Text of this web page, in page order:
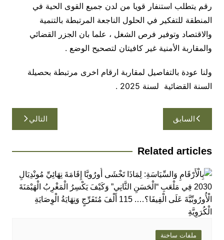
رقم يتطلب استنفار قويا من لدن جميع القوى الحية في
المنطقة للتفكير في الحلول الناجعة المرتبطة بالتنمية
والاقتصاد وتوفير فرص الشغل ، علما بان الجزر القضائي
والمقاربة الأمنية غير كافيتان لتصحيح الوضع .
ولنا عودة بالتفاصيل لمقاربة ارقام اخرى مرتبطة بحصيلة
السنة القضائية لسنة 2025 .
تصفّح
المقالات
السابق التالي
Related articles
ملفات ساخنة